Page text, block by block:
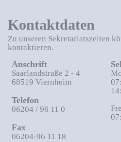
Kontaktdaten
Zu unseren Sekretariatszeiten
kontaktieren.
Anschrift
Saarlandstraße 2 - 4
68519 Viernheim
Telefon
06204 / 96 11 0
Fax
06204-96 11 18